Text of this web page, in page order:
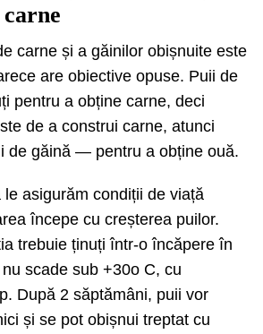
carne și a găinilor obișnuite este
are obiective opuse. Puii de
pentru a obține carne, deci
de a construi carne, atunci
de găină — pentru a obține ouă.
asigurăm condiții de viață
începe cu creșterea puilor.
trebuie ținuți într-o încăpere în
scade sub +30o C, cu
După 2 săptămâni, puii vor
și se pot obișnui treptat cu